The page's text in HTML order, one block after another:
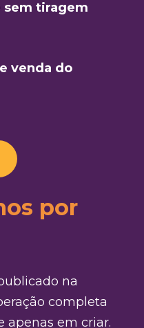
sem tiragem
venda do
por
na
completa
apenas em criar.